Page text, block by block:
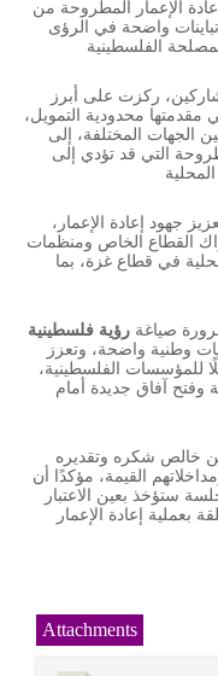
الإعمار المطروحة من
واضحة في الرؤى
الفلسطينية
ركزت على أبرز
مقدمتها محدودية التمويل،
الجهات المختلفة، إلى
التي قد تؤدي إلى
جهود إعادة الإعمار،
القطاع الخاص ومنظمات
في قطاع غزة، بما
صياغة رؤية فلسطينية
وطنية واضحة، وتعزز
للمؤسسات الفلسطينية،
وفتح آفاق جديدة أمام
خالص شكره وتقديره
القيمة، مؤكدًا أن
ستؤخذ بعين الاعتبار
بعملية إعادة الإعمار
Attachments